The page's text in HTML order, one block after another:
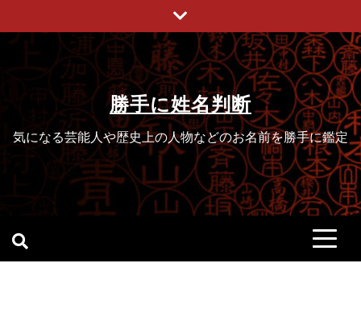
content
勝手に姓名判断
気になる芸能人や歴史上の人物などのお名前を勝手に鑑定